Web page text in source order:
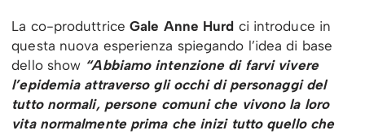
La co-produttriceGale Anne Hurd ci introduce in
questa nuova esperienza spiegando l’idea di base
dello show “Abbiamo intenzione di farvi vivere
l’epidemia attraverso gli occhi di personaggi del
tutto normali, persone comuni che vivono la loro
vita normalmente prima che inizi tutto quello che